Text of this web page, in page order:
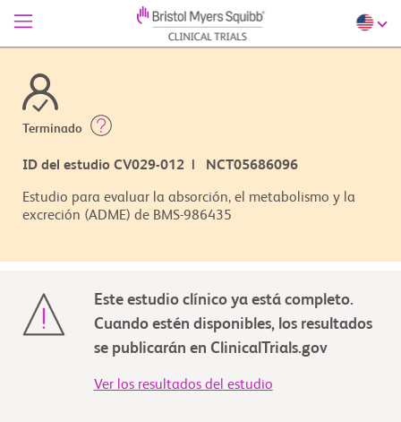
Terminado
ID del estudio CV029-012 | NCT05686096
Estudio para evaluar la absorción, el metabolismo y la
excreción (ADME) de BMS-986435
Este estudio clínico ya está completo.
Cuando estén disponibles, los resultados
se publicarán en ClinicalTrials.gov
Ver los resultados del estudio